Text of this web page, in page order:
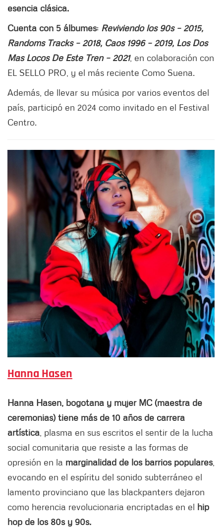
esencia clásica.
Cuenta con 5 álbumes: Reviviendo los 90s – 2015,
Randoms Tracks – 2018, Caos 1996 – 2019, Los Dos
Mas Locos De Este Tren – 2021, en colaboración con
EL SELLO PRO, y el más reciente Como Suena.
Además, de llevar su música por varios eventos del
país, participó en 2024 como invitado en el Festival
Centro.
Hanna Hasen
Hanna Hasen, bogotana y mujer MC (maestra de
ceremonias) tiene más de 10 años de carrera
artística , plasma en sus escritos el sentir de la lucha
social comunitaria que resiste a las formas de
opresión en la marginalidad de los barrios populares,
evocando en el espíritu del sonido subterráneo el
lamento provinciano que las blackpanters dejaron
como herencia revolucionaria encriptadas en el hip
hop de los 80s y 90s.